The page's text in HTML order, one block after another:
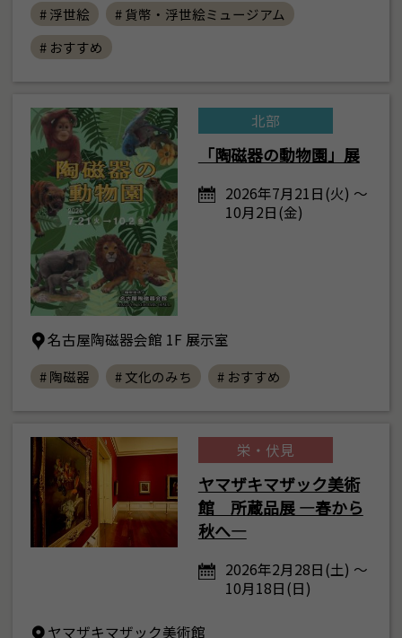
# 浮世絵
# 貨幣・浮世絵ミュージアム
# おすすめ
北部
「陶磁器の動物園」展
2026年7月21日(火) ～
10月2日(金)
名古屋陶磁器会館 1F 展示室
# 陶磁器 # 文化のみち # おすすめ
栄・伏見
ヤマザキマザック美術
館 所蔵品展 ―春から
秋へ―
2026年2月28日(土) ～
10月18日(日)
ヤマザキマザック美術館